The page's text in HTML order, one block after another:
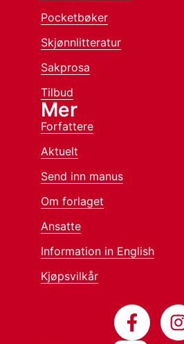
Pocketbøker
Skjønnlitteratur
Sakprosa
Tilbud
Mer
Forfattere
Aktuelt
Send inn manus
Om forlaget
Ansatte
Information in English
Kjøpsvilkår